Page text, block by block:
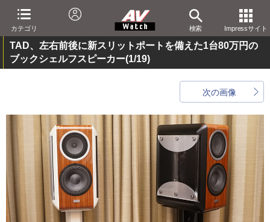
カテゴリ 検索 Impressサイト
TAD、左右前後に新スリットポートを備えた1台80万円の
ブックシェルフスピーカー(1/19)
次の画像